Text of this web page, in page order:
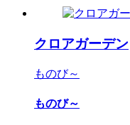
クロアガーデン
ものび～
ものび～